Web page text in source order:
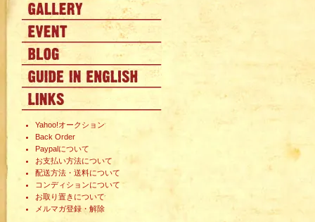
Yahoo!オークション
Back Order
Paypalについて
お支払い方法について
配送方法・送料について
コンディションについて
お取り置きについて
メルマガ登録・解除